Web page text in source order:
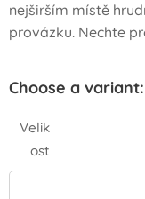
nejširším místě
provázku. Nechte
Choose a variant:
Velik
ost